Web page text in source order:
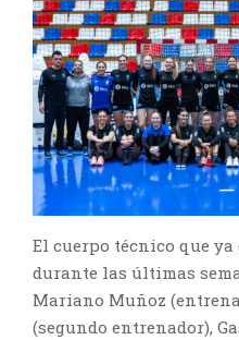
El cuerpo técnico que
durante las últimas
Mariano Muñoz
(segundo entrenador),